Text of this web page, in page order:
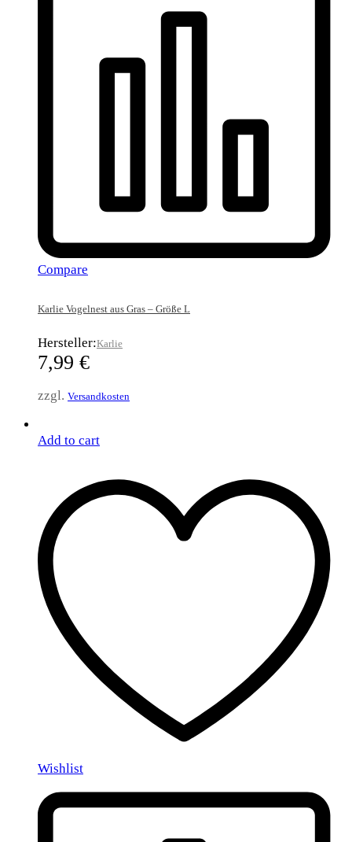
Compare
Karlie Vogelnest aus Gras – Größe L
Hersteller:Karlie
7,99 €
zzgl. Versandkosten
Add to cart
Wishlist